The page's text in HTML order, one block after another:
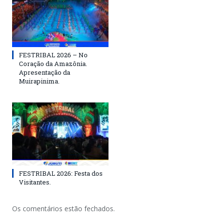
FESTRIBAL 2026 – No
Coração da Amazônia.
Apresentação da
Muirapinima.
FESTRIBAL 2026: Festa dos
Visitantes.
Os comentários estão fechados.